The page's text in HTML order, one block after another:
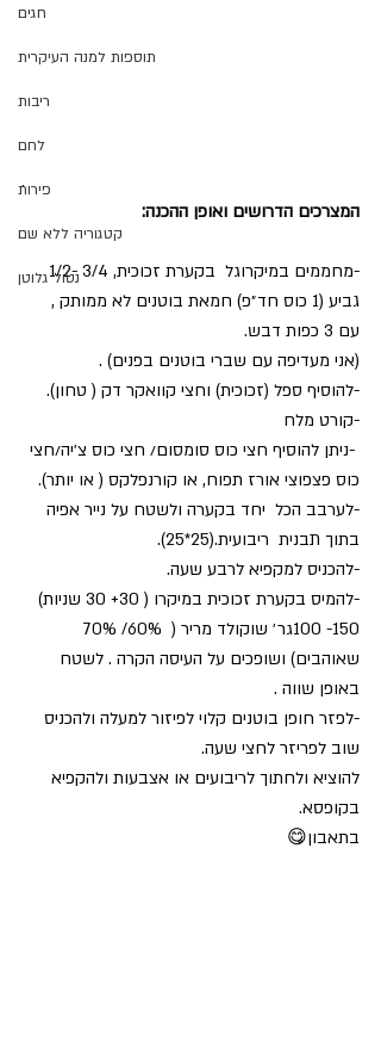
חגים
תוספות למנה העיקרית
ריבות
לחם
פירות
קטגוריה ללא שם
נטול גלוטן
.
המצרכים הדרושים ואופן ההכנה:
-מחממים במיקרוגל  בקערת זכוכית, 3/4 -1/2
גביע (1 כוס חד״פ) חמאת בוטנים לא ממותק ,
עם 3 כפות דבש.
(אני מעדיפה עם שברי בוטנים בפנים) .
-להוסיף ספל (זכוכית) וחצי קוואקר דק ( טחון).
-קורט מלח
-ניתן להוסיף חצי כוס סומסום/ חצי כוס צ׳יה/חצי
כוס פצפוצי אורז תפוח, או קורנפלקס ( או יותר).
-לערבב הכל  יחד בקערה ולשטח על נייר אפיה
בתוך תבנית  ריבועית.(25*25).
-להכניס למקפיא לרבע שעה.
-להמיס בקערת זכוכית במיקרו ( 30+ 30 שניות)
שאוהבים) ושופכים על העיסה הקרה . לשטח
באופן שווה .
-לפזר חופן בוטנים קלוי לפיזור למעלה ולהכניס
שוב לפריזר לחצי שעה.
להוציא ולחתוך לריבועים או אצבעות ולהקפיא
בקופסא.
בתאבון😋